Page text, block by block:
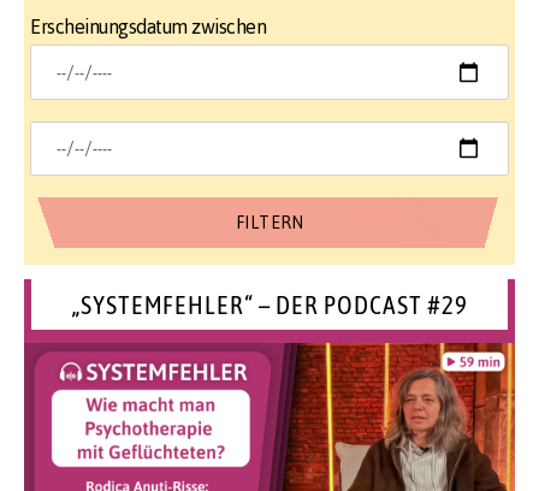
Erscheinungsdatum zwischen
„SYSTEMFEHLER“ – DER PODCAST #29